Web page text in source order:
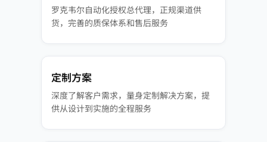
罗克韦尔自动化授权总代理，正规渠道供
货，完善的质保体系和售后服务
定制方案
深度了解客户需求，量身定制解决方案，提
供从设计到实施的全程服务